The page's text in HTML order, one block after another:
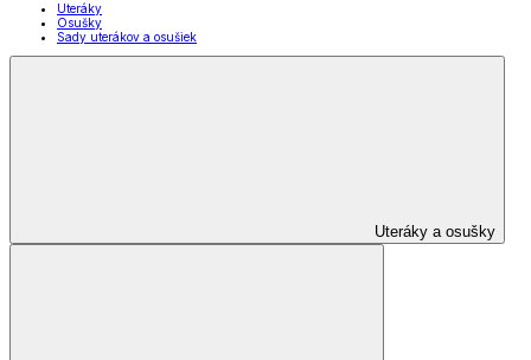
Uteráky
Osušky
Sady uterákov a osušiek
Uteráky a osušky